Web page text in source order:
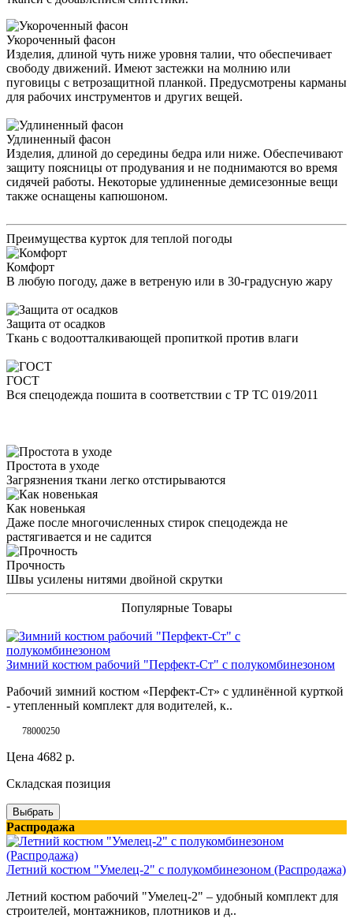
Укороченный фасон
Изделия, длиной чуть ниже уровня талии, что обеспечивает
свободу движений. Имеют застежки на молнию или
пуговицы с ветрозащитной планкой. Предусмотрены карманы
для рабочих инструментов и других вещей.
Удлиненный фасон
Изделия, длиной до середины бедра или ниже. Обеспечивают
защиту поясницы от продувания и не поднимаются во время
сидячей работы. Некоторые удлиненные демисезонные вещи
также оснащены капюшоном.
Преимущества курток для теплой погоды
Комфорт
В любую погоду, даже в ветреную или в 30-градусную жару
Защита от осадков
Ткань с водоотталкивающей пропиткой против влаги
ГОСТ
Вся спецодежда пошита в соответствии с ТР ТС 019/2011
Простота в уходе
Загрязнения ткани легко отстирываются
Как новенькая
Даже после многочисленных стирок спецодежда не
растягивается и не садится
Прочность
Швы усилены нитями двойной скрутки
Популярные Товары
Зимний костюм рабочий "Перфект-Ст" с полукомбинезоном
Рабочий зимний костюм «Перфект-Ст» с удлинённой курткой
- утепленный комплект для водителей, к..
78000250
Цена 4682 р.
Складская позиция
Выбрать
Распродажа
Летний костюм "Умелец-2" с полукомбинезоном (Распродажа)
Летний костюм рабочий "Умелец-2" – удобный комплект для
строителей, монтажников, плотников и д..